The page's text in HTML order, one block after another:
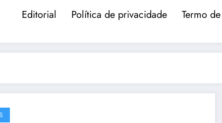
Editorial Política de privacidade Termo